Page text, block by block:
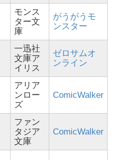
モンス
ター文
庫
がうがうモ
ンスター
一迅社
文庫ア
イリス
ゼロサムオ
ンライン
アリア
ンロー
ズ
ComicWalker
ファン
タジア
文庫
ComicWalker